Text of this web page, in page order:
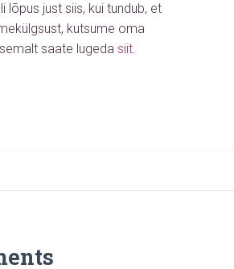
just siis, kui tundub, et
kutsume oma
saate lugeda siit.